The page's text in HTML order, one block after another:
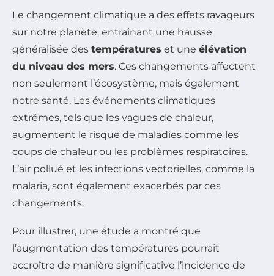
Le changement climatique a des effets ravageurs
sur notre planète, entraînant une hausse
généralisée des températures et une élévation
du niveau des mers. Ces changements affectent
non seulement l’écosystème, mais également
notre santé. Les événements climatiques
extrêmes, tels que les vagues de chaleur,
augmentent le risque de maladies comme les
coups de chaleur ou les problèmes respiratoires.
L’air pollué et les infections vectorielles, comme la
malaria, sont également exacerbés par ces
changements.
Pour illustrer, une étude a montré que
l’augmentation des températures pourrait
accroître de manière significative l’incidence de